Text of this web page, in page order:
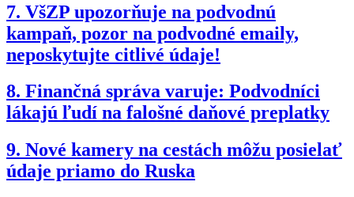
7. VšZP upozorňuje na podvodnú
kampaň, pozor na podvodné emaily,
neposkytujte citlivé údaje!
8. Finančná správa varuje: Podvodníci
lákajú ľudí na falošné daňové preplatky
9. Nové kamery na cestách môžu posielať
údaje priamo do Ruska